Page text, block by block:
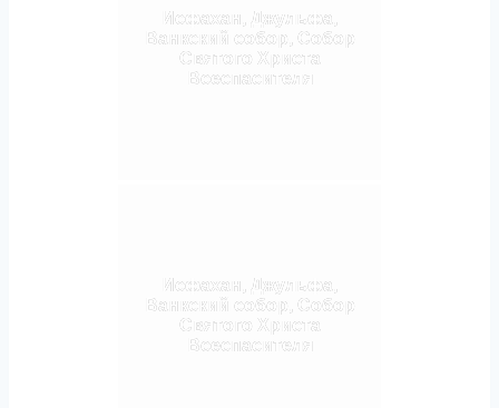
Исфахан, Джульфа,
Ванкский собор, Собор
Святого Христа
Всеспасителя
Исфахан, Джульфа,
Ванкский собор, Собор
Святого Христа
Всеспасителя